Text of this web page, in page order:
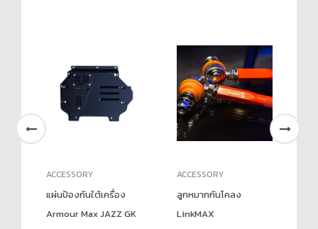
ACCESSORY
แผ่นป้องกันใต้เครื่อง
Armour Max JAZZ GK
ACCESSORY
ลูกหมากกันโคลง
LinkMAX